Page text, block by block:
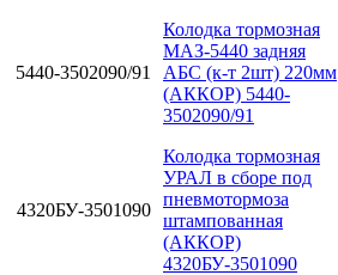
5440-3502090/91
Колодка тормозная
МАЗ-5440 задняя
АБС (к-т 2шт) 220мм
(АККОР) 5440-
3502090/91
4320БУ-3501090
Колодка тормозная
УРАЛ в сборе под
пневмотормоза
штампованная
(АККОР)
4320БУ-3501090